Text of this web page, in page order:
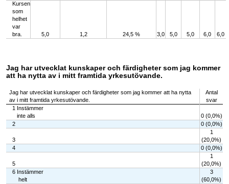
Kursen
som
helhet
var
bra.
5,0 1,2 24,5 % 3,0 5,0 5,0 6,0 6,0
Jag har utvecklat kunskaper och färdigheter som jag kommer
att ha nytta av i mitt framtida yrkesutövande.
Jag har utvecklat kunskaper och färdigheter som jag kommer att ha nytta
av i mitt framtida yrkesutövande.
Antal
svar
1 Instämmer
inte alls
0 (0,0%)
2
0 (0,0%)
3
1
(20,0%)
4
0 (0,0%)
5
1
(20,0%)
6 Instämmer
helt
3
(60,0%)